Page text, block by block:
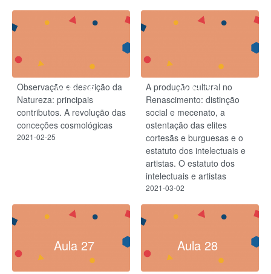
Aula 25
Observação e descrição da
Natureza: principais
contributos. A revolução das
conceções cosmológicas
2021-02-25
Aula 26
A produção cultural no
Renascimento: distinção
social e mecenato, a
ostentação das elites
cortesãs e burguesas e o
estatuto dos intelectuais e
artistas. O estatuto dos
intelectuais e artistas
2021-03-02
Aula 27 Aula 28